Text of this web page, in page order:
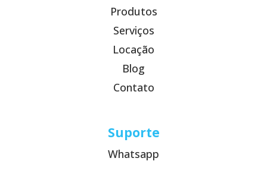
Produtos
Serviços
Locação
Blog
Contato
Suporte
Whatsapp